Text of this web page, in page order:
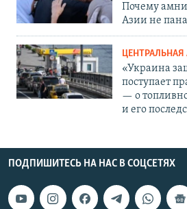
Почему
Азии не
ЦЕНТРАЛЬНАЯ
«Украина
поступает
— о
и его
ПОДПИШИТЕСЬ НА НАС В СОЦСЕТЯХ